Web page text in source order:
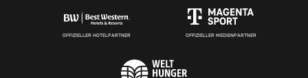
OFFIZIELLER HOTELPARTNER OFFIZIELLER MEDIENPARTNER